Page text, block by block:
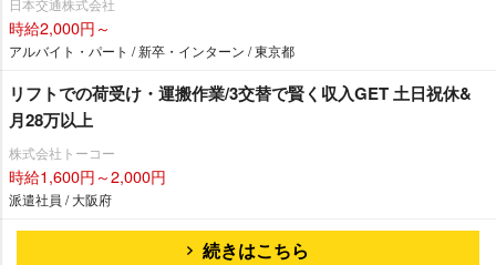
時給2,000円～
アルバイト・パート / 新卒・インターン / 東京都
リフトでの荷受け・運搬作業/3交替で賢く収入GET 土日祝休&
月28万以上
株式会社トーコー
時給1,600円～2,000円
派遣社員 / 大阪府
続きはこちら